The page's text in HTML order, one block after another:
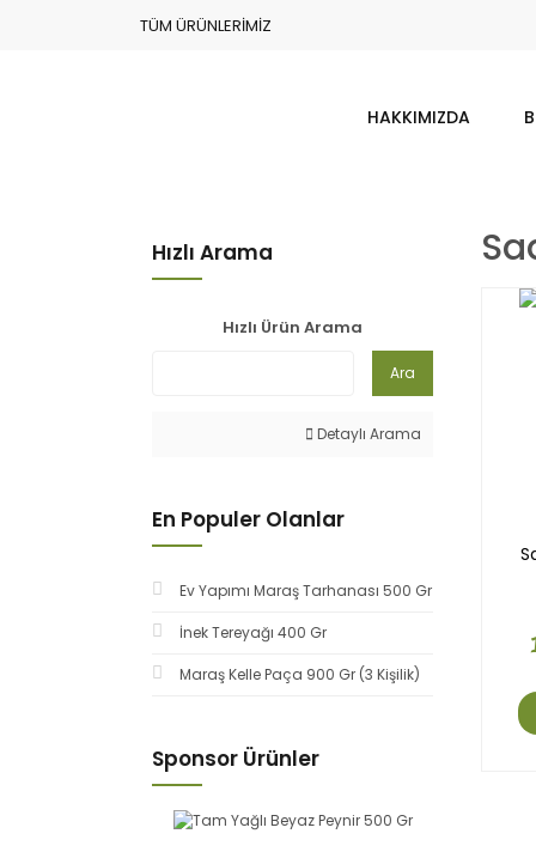
TÜM ÜRÜNLERİMİZ
HAKKIMIZDA
Hızlı Arama
Hızlı Ürün Arama
Ara
Detaylı Arama
En Populer Olanlar
Ev Yapımı Maraş Tarhanası 500 Gr
İnek Tereyağı 400 Gr
Maraş Kelle Paça 900 Gr (3 Kişilik)
Sponsor Ürünler